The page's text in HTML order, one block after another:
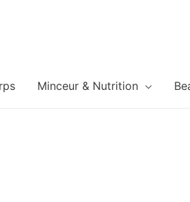
Minceur & Nutrition